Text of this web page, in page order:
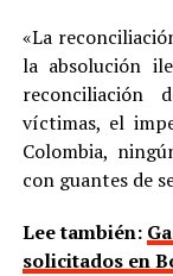
«La
la absolución
reconciliación
víctimas, el
Colombia,
con guantes de
Lee también:
solicitados en